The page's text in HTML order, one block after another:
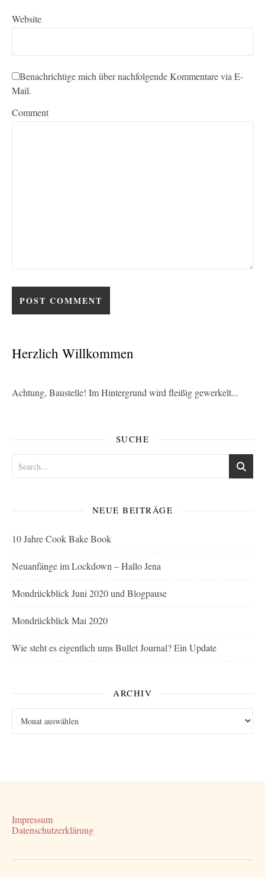
Website
Benachrichtige mich über nachfolgende Kommentare via E-
Mail.
Comment
Herzlich Willkommen
Achtung, Baustelle! Im Hintergrund wird fleißig gewerkelt...
SUCHE
NEUE BEITRÄGE
10 Jahre Cook Bake Book
Neuanfänge im Lockdown – Hallo Jena
Mondrückblick Juni 2020 und Blogpause
Mondrückblick Mai 2020
Wie steht es eigentlich ums Bullet Journal? Ein Update
ARCHIV
Impressum
Datenschutzerklärung